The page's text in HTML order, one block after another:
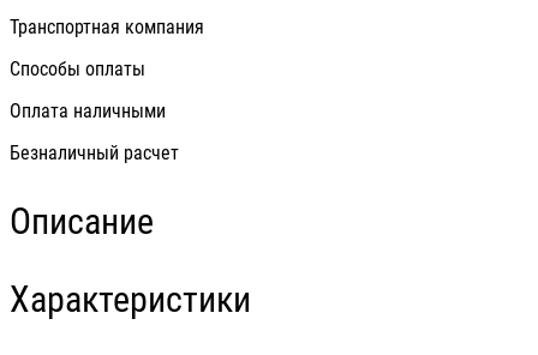
Транспортная компания
Способы оплаты
Оплата наличными
Безналичный расчет
Описание
Характеристики